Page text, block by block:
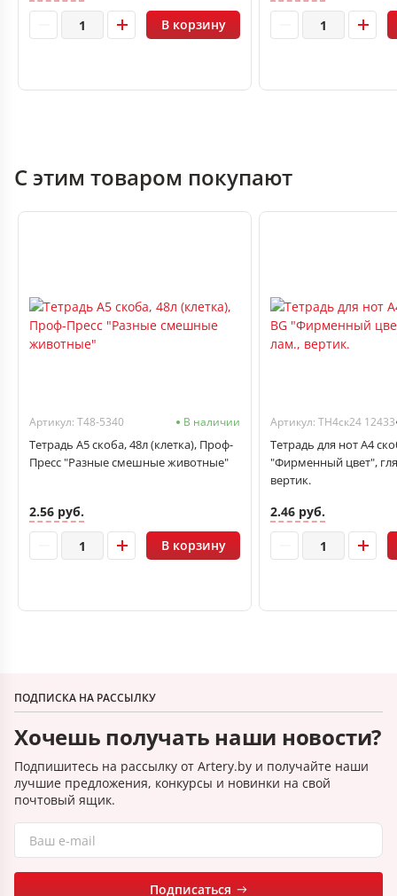
В корзину
С этим товаром покупают
Артикул: Т48-5340 В наличии
Тетрадь А5 скоба, 48л (клетка), Проф-
Пресс "Разные смешные животные"
2.56 руб.
В корзину
Артикул: ТН4ск24 12433
Тетрадь для нот А4
"Фирменный цвет",
вертик.
2.46 руб.
ПОДПИСКА НА РАССЫЛКУ
Хочешь получать наши новости?
Подпишитесь на рассылку от Artery.by и получайте наши
лучшие предложения, конкурсы и новинки на свой
почтовый ящик.
Подписаться